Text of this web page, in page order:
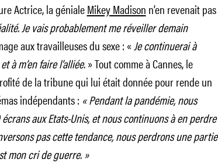
Actrice, la génialeMikey Madison n’en revenait pas
Je vais probablement me réveiller demain
aux travailleuses du sexe : «Je continuerai à
à m’en faire l’alliée.» Tout comme à Cannes, le
de la tribune qui lui était donnée pour rende un
indépendants : « Pendant la pandémie, nous
aux Etats-Unis, et nous continuons à en perdre
pas cette tendance, nous perdrons une partie
mon cri de guerre. »